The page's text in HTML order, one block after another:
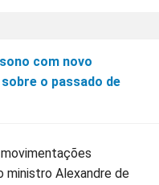
com novo
o passado de
ministro Alexandre de